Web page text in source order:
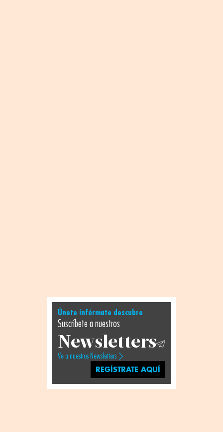
Únete infórmate descubre
Suscríbete a nuestros
Newsletters
Ve a nuestros Newsletters
REGÍSTRATE AQUÍ